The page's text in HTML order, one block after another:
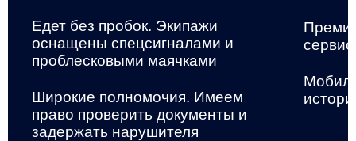
Едет без пробок. Экипажи
оснащены спецсигналами и
проблесковыми маячками
Широкие полномочия. Имеем
право проверить документы и
задержать нарушителя
сервис